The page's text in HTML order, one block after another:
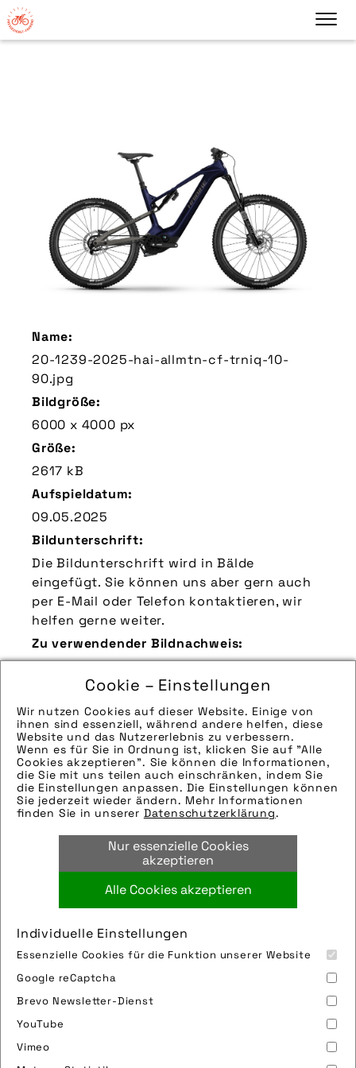
Cookie – Einstellungen
Wir nutzen Cookies auf dieser Website. Einige von
ihnen sind essenziell, während andere helfen, diese
Website und das Nutzererlebnis zu verbessern.
Wenn es für Sie in Ordnung ist, klicken Sie auf "Alle
Cookies akzeptieren". Sie können die Informationen,
die Sie mit uns teilen auch einschränken, indem Sie
die Einstellungen anpassen. Die Einstellungen können
Sie jederzeit wieder ändern. Mehr Informationen
finden Sie in unserer Datenschutzerklärung.
Nur essenzielle Cookies
akzeptieren
Alle Cookies akzeptieren
Individuelle Einstellungen
Essenzielle Cookies für die Funktion unserer Website
Google reCaptcha
Brevo Newsletter-Dienst
YouTube
Vimeo
Name:
20-1239-2025-hai-allmtn-cf-trniq-10-
90.jpg
Bildgröße:
6000 x 4000 px
Größe:
2617 kB
Aufspieldatum:
09.05.2025
Bildunterschrift:
Die Bildunterschrift wird in Bälde
eingefügt. Sie können uns aber gern auch
per E-Mail oder Telefon kontaktieren, wir
helfen gerne weiter.
Zu verwendender Bildnachweis:
Quelle/Source: „www.haibike.de | pd-f“
Technik-Info:
Hinweise zur weiteren Recherche:
Modellname: Allmtn Triniq
Hersteller: Haibike
Tags:
e-mountainbike,eurobike2025,fahrrad,
getriebeschaltung,haibike,mountainbike
pinion,pinion gmbh,schaltung,winora-
staiger gmbh
Bild downloaden